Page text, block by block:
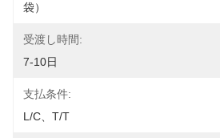
袋）
受渡し時間:
7-10日
支払条件:
L/C、T/T